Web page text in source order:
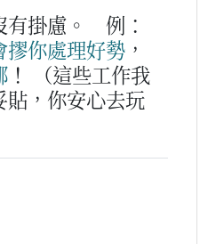
掛慮。
例：
摎你處理好勢 ，
！
（這些工作我
貼，你安心去玩